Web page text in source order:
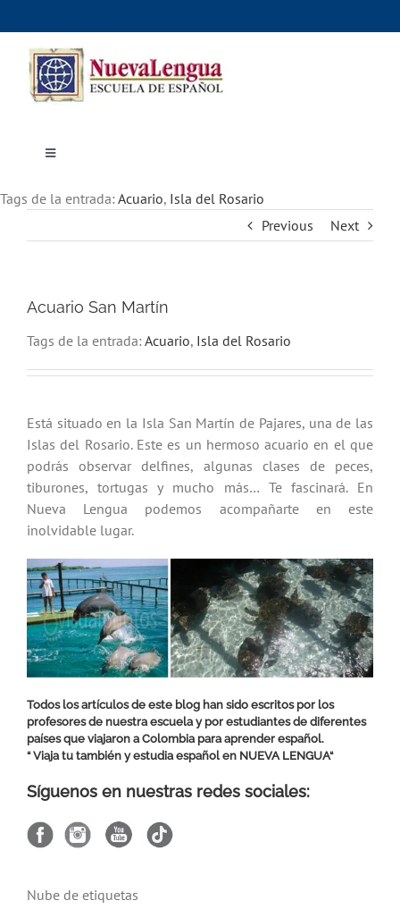
to
content
Toggle
Cursos
Dónde estudiar
Tags de la entrada: Acuario, Isla del Rosario
Previous
Next
Acuario San Martín
Tags de la entrada: Acuario, Isla del Rosario
Está situado en la Isla San Martín de Pajares, una de las
Islas del Rosario. Este es un hermoso acuario en el que
podrás observar delfines, algunas clases de peces,
tiburones, tortugas y mucho más… Te fascinará. En
Nueva Lengua podemos acompañarte en este
inolvidable lugar.
Todos los artículos de este blog han sido escritos por los
profesores de nuestra escuela y por estudiantes de diferentes
países que viajaron a Colombia para aprender español.
“ Viaja tu también y estudia español en NUEVA LENGUA“
Síguenos en nuestras redes sociales:
Nube de etiquetas